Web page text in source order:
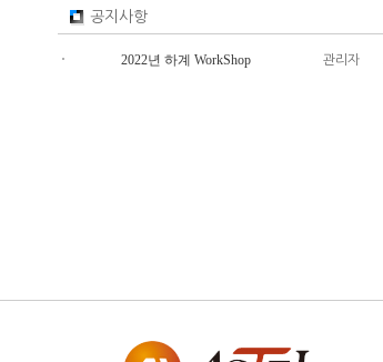
공지사항
2022년 하계 WorkShop 관리자